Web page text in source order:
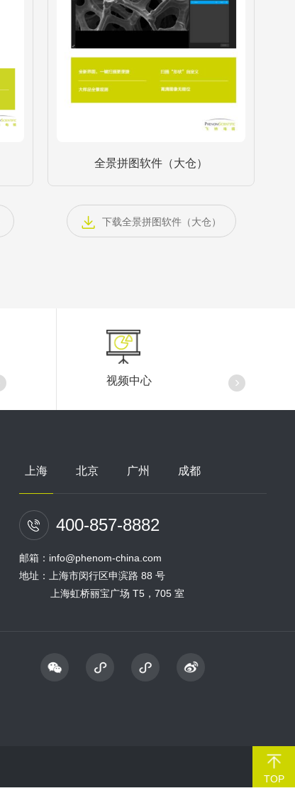
全景拼图软件（大仓）
下载全景拼图软件（大仓）
视频中心
上海 北京 广州 成都
400-857-8882
邮箱：info@phenom-china.com
地址：上海市闵行区申滨路 88 号
上海虹桥丽宝广场 T5，705 室
TOP